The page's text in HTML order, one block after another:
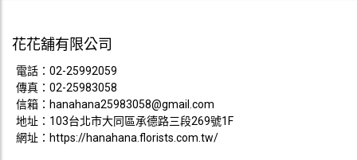
花花舖有限公司
電話： 02-25992059
傳真：02-25983058
信箱： hanahana25983058@gmail.com
地址：103台北市大同區承德路三段269號1F
網址： https://hanahana.florists.com.tw/